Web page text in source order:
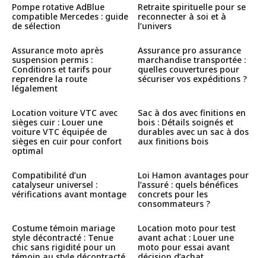
Pompe rotative AdBlue
compatible Mercedes : guide
de sélection
Retraite spirituelle pour se
reconnecter à soi et à
l’univers
Assurance moto après
suspension permis :
Conditions et tarifs pour
reprendre la route
légalement
Assurance pro assurance
marchandise transportée :
quelles couvertures pour
sécuriser vos expéditions ?
Location voiture VTC avec
sièges cuir : Louer une
voiture VTC équipée de
sièges en cuir pour confort
optimal
Sac à dos avec finitions en
bois : Détails soignés et
durables avec un sac à dos
aux finitions bois
Compatibilité d’un
catalyseur universel :
vérifications avant montage
Loi Hamon avantages pour
l’assuré : quels bénéfices
concrets pour les
consommateurs ?
Costume témoin mariage
style décontracté : Tenue
chic sans rigidité pour un
Location moto pour test
avant achat : Louer une
moto pour essai avant